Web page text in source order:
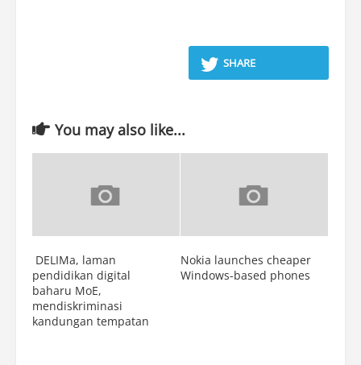
SHARE
You may also like...
DELIMa, laman
pendidikan digital
baharu MoE,
mendiskriminasi
kandungan tempatan
Nokia launches cheaper
Windows-based phones